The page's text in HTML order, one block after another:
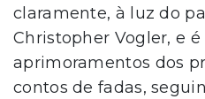
claramente, à luz do
Christopher Vogler, e
aprimoramentos dos
contos de fadas,